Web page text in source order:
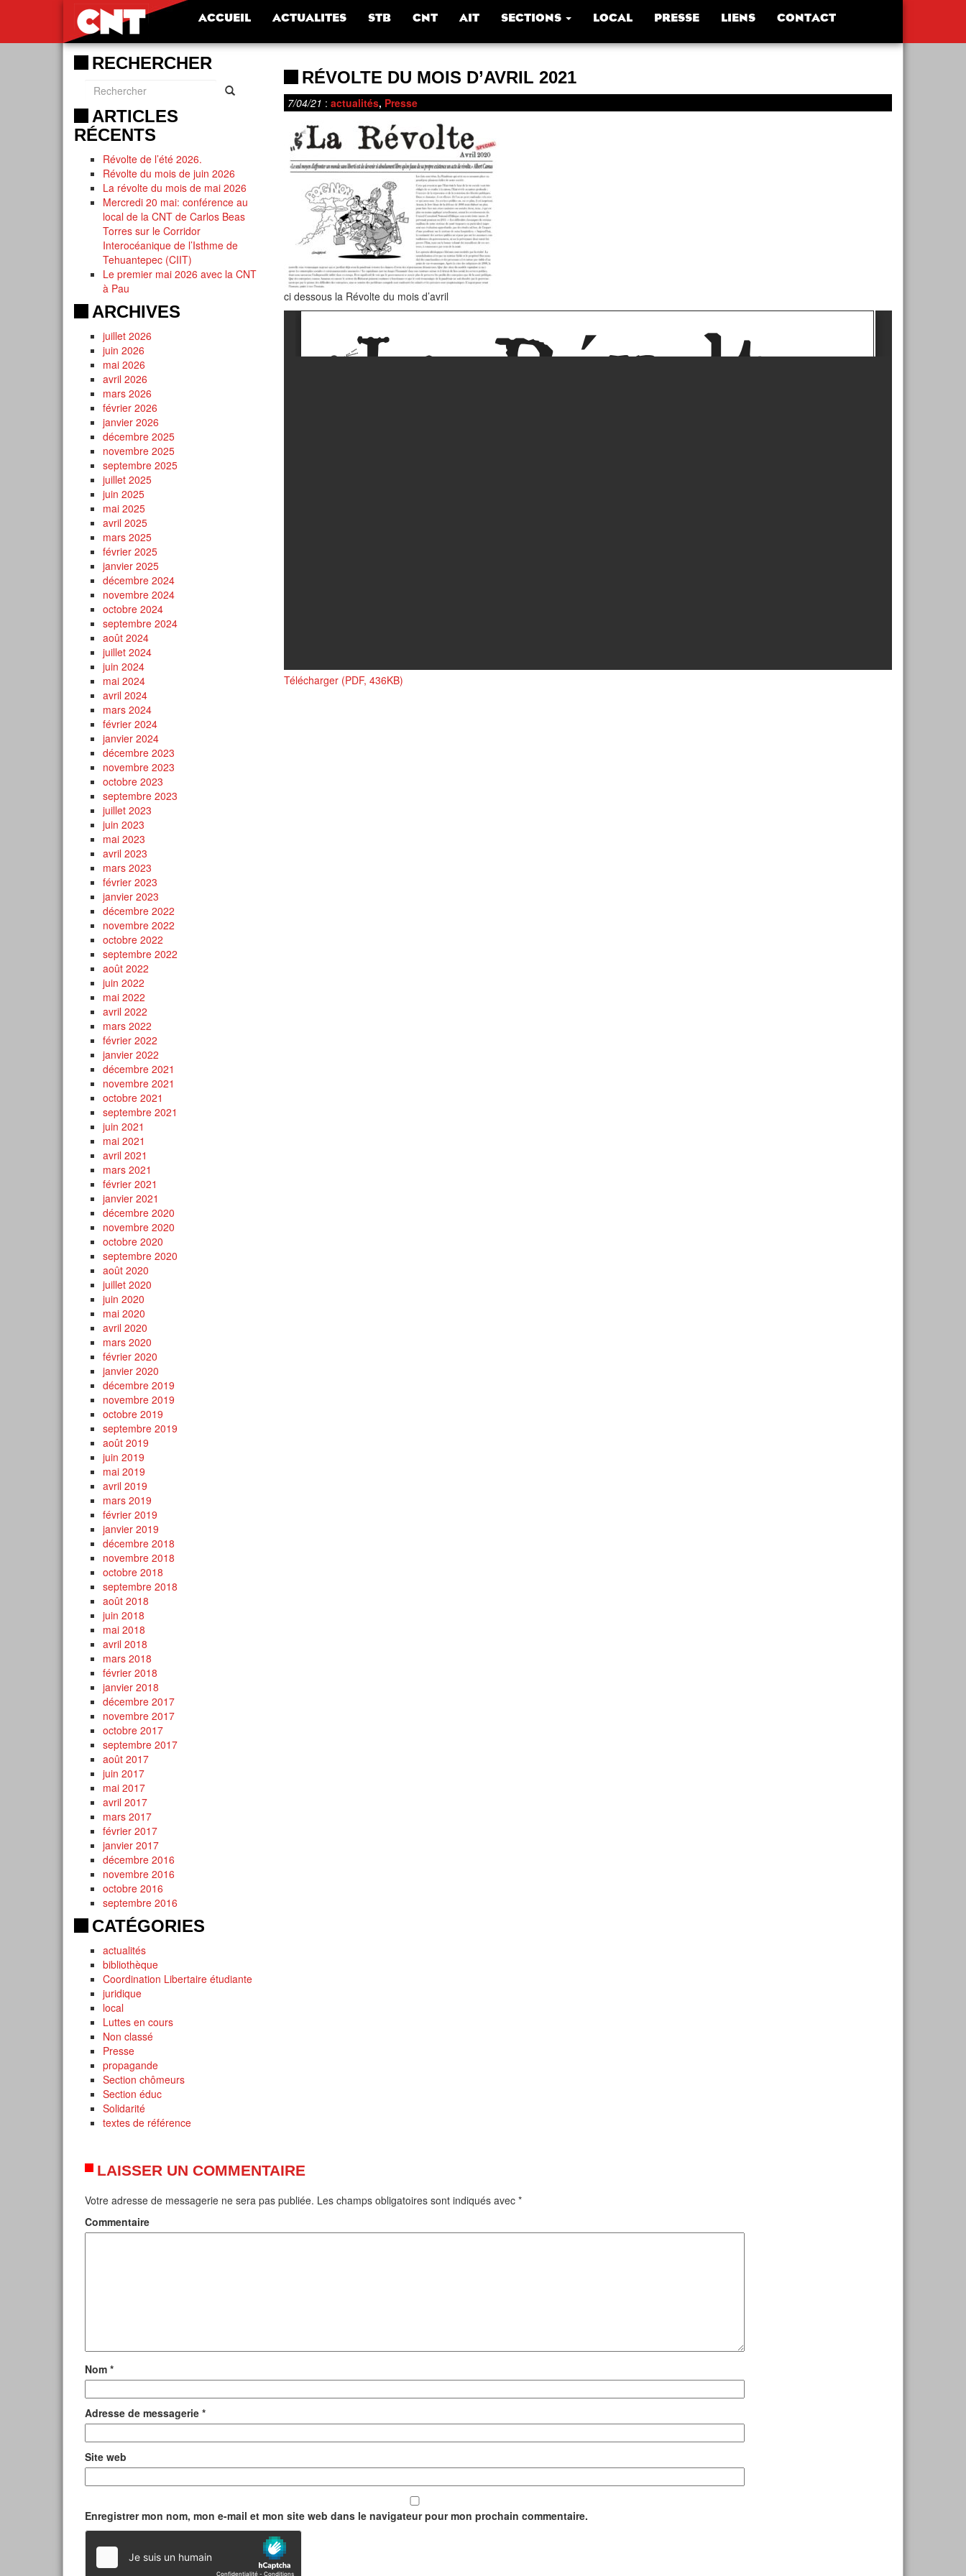
ACCUEIL ACTUALITES STB CNT AIT SECTIONS LOCAL PRESSE LIENS CONTACT
RECHERCHER
ARTICLES
RÉCENTS
Révolte de l’été 2026.
Révolte du mois de juin 2026
La révolte du mois de mai 2026
Mercredi 20 mai: conférence au
local de la CNT de Carlos Beas
Torres sur le Corridor
Interocéanique de l’Isthme de
Tehuantepec (CIIT)
Le premier mai 2026 avec la CNT
à Pau
ARCHIVES
juillet 2026
juin 2026
mai 2026
avril 2026
mars 2026
février 2026
janvier 2026
décembre 2025
novembre 2025
septembre 2025
juillet 2025
juin 2025
mai 2025
avril 2025
mars 2025
février 2025
janvier 2025
décembre 2024
novembre 2024
octobre 2024
septembre 2024
août 2024
juillet 2024
juin 2024
mai 2024
avril 2024
mars 2024
février 2024
janvier 2024
décembre 2023
novembre 2023
octobre 2023
septembre 2023
juillet 2023
juin 2023
mai 2023
avril 2023
mars 2023
février 2023
janvier 2023
décembre 2022
novembre 2022
octobre 2022
septembre 2022
août 2022
juin 2022
mai 2022
avril 2022
mars 2022
février 2022
janvier 2022
décembre 2021
novembre 2021
octobre 2021
septembre 2021
juin 2021
mai 2021
avril 2021
mars 2021
février 2021
janvier 2021
décembre 2020
novembre 2020
octobre 2020
septembre 2020
août 2020
juillet 2020
juin 2020
mai 2020
avril 2020
mars 2020
février 2020
janvier 2020
décembre 2019
novembre 2019
octobre 2019
septembre 2019
août 2019
juin 2019
mai 2019
avril 2019
mars 2019
février 2019
janvier 2019
décembre 2018
novembre 2018
octobre 2018
septembre 2018
août 2018
juin 2018
mai 2018
avril 2018
mars 2018
février 2018
janvier 2018
décembre 2017
novembre 2017
octobre 2017
septembre 2017
août 2017
juin 2017
mai 2017
avril 2017
mars 2017
février 2017
janvier 2017
décembre 2016
novembre 2016
octobre 2016
septembre 2016
CATÉGORIES
actualités
bibliothèque
Coordination Libertaire étudiante
juridique
local
Luttes en cours
Non classé
Presse
propagande
Section chômeurs
Section éduc
Solidarité
textes de référence
RÉVOLTE DU MOIS D’AVRIL 2021
7/04/21 : actualités, Presse
ci dessous la Révolte du mois d’avril
Télécharger (PDF, 436KB)
LAISSER UN COMMENTAIRE
Votre adresse de messagerie ne sera pas publiée. Les champs obligatoires sont indiqués avec *
Commentaire
Nom *
Adresse de messagerie *
Site web
Enregistrer mon nom, mon e-mail et mon site web dans le navigateur pour mon prochain commentaire.